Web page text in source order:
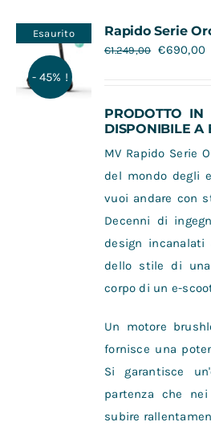
Contatti
Esaurito
- 45% !
Rapido Serie
€1.249,00 €690,00
PRODOTTO IN
DISPONIBILE A
MV Rapido Serie
del mondo degli
vuoi andare con
Decenni di
design incanalati
dello stile di
corpo di un e-
Un motore
fornisce una
Si garantisce
partenza che
subire